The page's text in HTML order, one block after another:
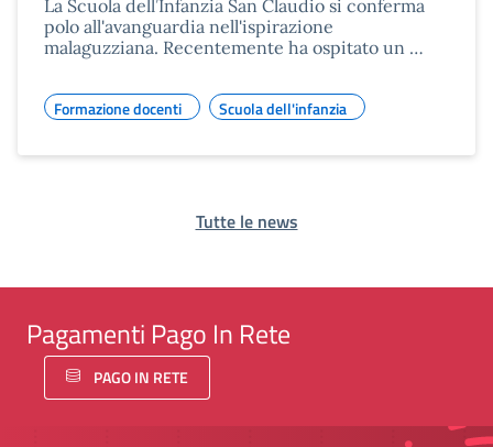
La Scuola dell’Infanzia San Claudio si conferma
polo all'avanguardia nell'ispirazione
malaguzziana. Recentemente ha ospitato un …
Formazione docenti Scuola dell'infanzia
Tutte le news
Pagamenti Pago In Rete
PAGO IN RETE